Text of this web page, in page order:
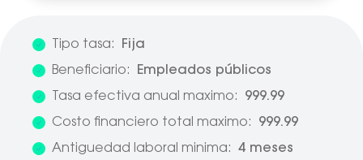
Tipo tasa:
Fija
Beneficiario:
Empleados públicos
Tasa efectiva anual maximo:
999.99
Costo financiero total maximo:
999.99
Antiguedad laboral minima:
4 meses